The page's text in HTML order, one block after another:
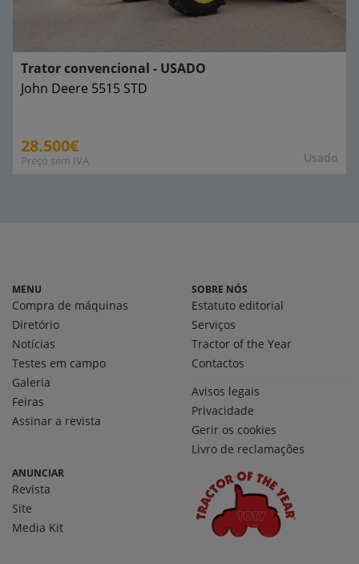
Usado
Trator convencional - USADO
John Deere 5515 STD
28.500€
Preço sem IVA
MENU
Compra de máquinas
Diretório
Notícias
Testes em campo
Galeria
Feiras
Assinar a revista
SOBRE NÓS
Estatuto editorial
Serviços
Tractor of the Year
Contactos
Avisos legais
Privacidade
Gerir os cookies
Livro de reclamações
ANUNCIAR
Revista
Site
Media Kit